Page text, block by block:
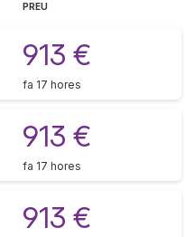
PREU
913 €
fa 17 hores
913 €
fa 17 hores
913 €